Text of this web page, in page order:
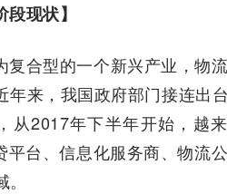
段现状】
复合型的一个新兴产业，物
年来，我国政府部门接连出
从2017年下半年开始，越
平台、信息化服务商、物流